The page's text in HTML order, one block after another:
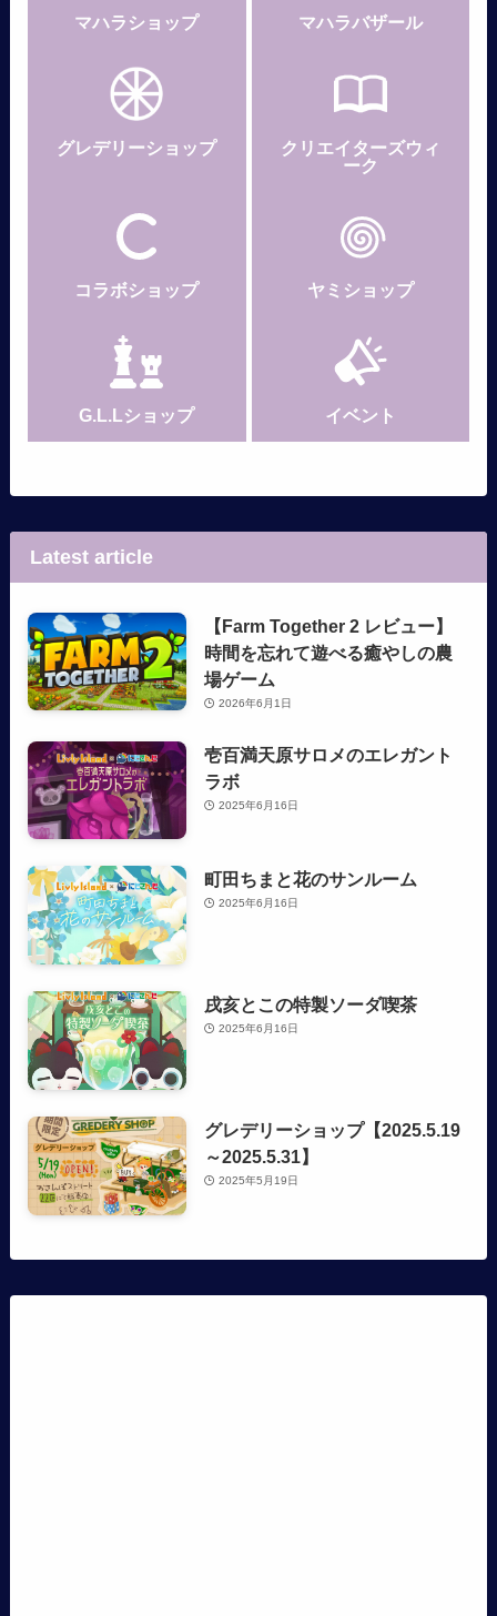
マハラショップ マハラバザール
グレデリーショップ
クリエイターズウィ
ーク
コラボショップ ヤミショップ
G.L.Lショップ イベント
Latest article
【Farm Together 2 レビュー】
時間を忘れて遊べる癒やしの農
場ゲーム
2026年6月1日
壱百満天原サロメのエレガント
ラボ
2025年6月16日
町田ちまと花のサンルーム
2025年6月16日
戌亥とこの特製ソーダ喫茶
2025年6月16日
グレデリーショップ【2025.5.19
～2025.5.31】
2025年5月19日